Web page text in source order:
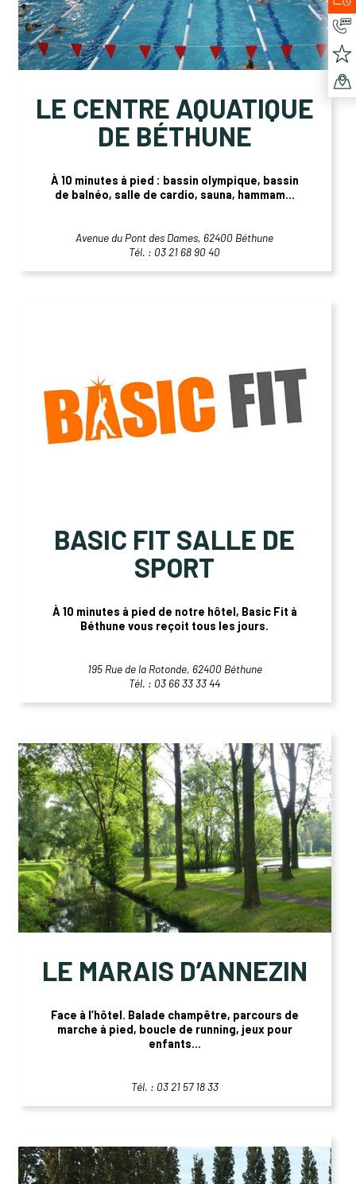
LE CENTRE AQUATIQUE
DE BÉTHUNE
À 10 minutes à pied : bassin olympique, bassin
de balnéo, salle de cardio, sauna, hammam...
Avenue du Pont des Dames, 62400 Béthune
Tél. : 03 21 68 90 40
BASIC FIT SALLE DE
SPORT
À 10 minutes à pied de notre hôtel, Basic Fit à
Béthune vous reçoit tous les jours.
195 Rue de la Rotonde, 62400 Béthune
Tél. : 03 66 33 33 44
LE MARAIS D’ANNEZIN
Face à l’hôtel. Balade champêtre, parcours de
marche à pied, boucle de running, jeux pour
enfants...
Tél. : 03 21 57 18 33